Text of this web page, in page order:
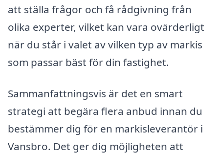
att ställa frågor och få rådgivning från
olika experter, vilket kan vara ovärderligt
när du står i valet av vilken typ av markis
som passar bäst för din fastighet.
Sammanfattningsvis är det en smart
strategi att begära flera anbud innan du
bestämmer dig för en markisleverantör i
Vansbro. Det ger dig möjligheten att